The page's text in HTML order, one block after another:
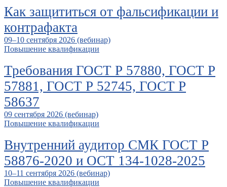
Как защититься от фальсификации и
контрафакта
09–10 сентября 2026 (вебинар)
Повышение квалификации
Требования ГОСТ Р 57880, ГОСТ Р
57881, ГОСТ Р 52745, ГОСТ Р
58637
09 сентября 2026 (вебинар)
Повышение квалификации
Внутренний аудитор СМК ГОСТ Р
58876-2020 и ОСТ 134-1028-2025
10–11 сентября 2026 (вебинар)
Повышение квалификации